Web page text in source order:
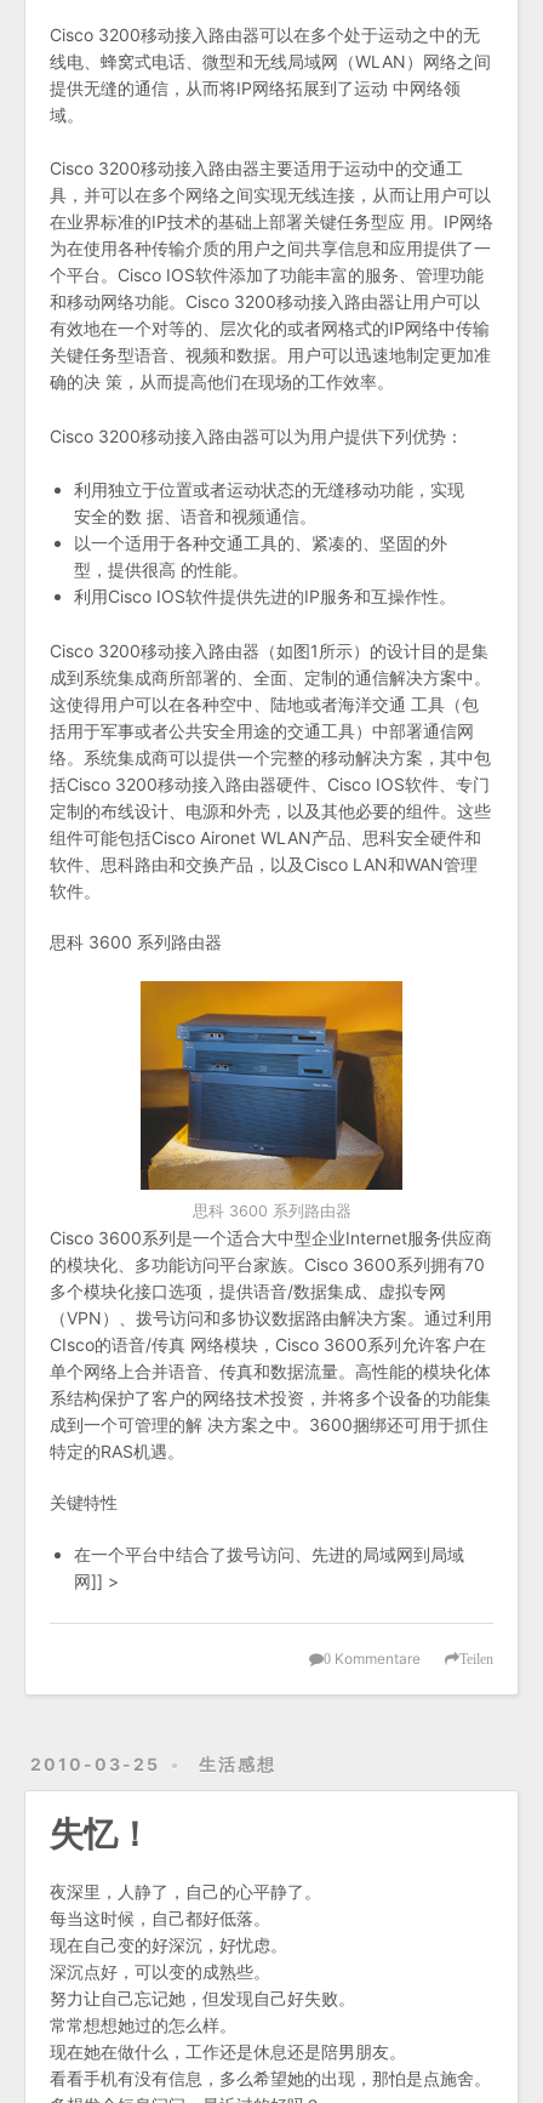
Cisco 3200移动接入路由器可以在多个处于运动之中的无
线电、蜂窝式电话、微型和无线局域网（WLAN）网络之间
提供无缝的通信，从而将IP网络拓展到了运动 中网络领
域。
Cisco 3200移动接入路由器主要适用于运动中的交通工
具，并可以在多个网络之间实现无线连接，从而让用户可以
在业界标准的IP技术的基础上部署关键任务型应 用。IP网络
为在使用各种传输介质的用户之间共享信息和应用提供了一
个平台。Cisco IOS软件添加了功能丰富的服务、管理功能
和移动网络功能。Cisco 3200移动接入路由器让用户可以
有效地在一个对等的、层次化的或者网格式的IP网络中传输
关键任务型语音、视频和数据。用户可以迅速地制定更加准
确的决 策，从而提高他们在现场的工作效率。
Cisco 3200移动接入路由器可以为用户提供下列优势：
利用独立于位置或者运动状态的无缝移动功能，实现
安全的数 据、语音和视频通信。
以一个适用于各种交通工具的、紧凑的、坚固的外
型，提供很高 的性能。
利用Cisco IOS软件提供先进的IP服务和互操作性。
Cisco 3200移动接入路由器（如图1所示）的设计目的是集
成到系统集成商所部署的、全面、定制的通信解决方案中。
这使得用户可以在各种空中、陆地或者海洋交通 工具（包
括用于军事或者公共安全用途的交通工具）中部署通信网
络。系统集成商可以提供一个完整的移动解决方案，其中包
括Cisco 3200移动接入路由器硬件、Cisco IOS软件、专门
定制的布线设计、电源和外壳，以及其他必要的组件。这些
组件可能包括Cisco Aironet WLAN产品、思科安全硬件和
软件、思科路由和交换产品，以及Cisco LAN和WAN管理
软件。
思科 3600 系列路由器
思科 3600 系列路由器
Cisco 3600系列是一个适合大中型企业Internet服务供应商
的模块化、多功能访问平台家族。Cisco 3600系列拥有70
多个模块化接口选项，提供语音/数据集成、虚拟专网
（VPN）、拨号访问和多协议数据路由解决方案。通过利用
CIsco的语音/传真 网络模块，Cisco 3600系列允许客户在
单个网络上合并语音、传真和数据流量。高性能的模块化体
系结构保护了客户的网络技术投资，并将多个设备的功能集
成到一个可管理的解 决方案之中。3600捆绑还可用于抓住
特定的RAS机遇。
关键特性
在一个平台中结合了拨号访问、先进的局域网到局域
网]] >
Teilen
0 Kommentare
2010-03-25 生活感想
失忆！
夜深里，人静了，自己的心平静了。
每当这时候，自己都好低落。
现在自己变的好深沉，好忧虑。
深沉点好，可以变的成熟些。
努力让自己忘记她，但发现自己好失败。
常常想想她过的怎么样。
现在她在做什么，工作还是休息还是陪男朋友。
看看手机有没有信息，多么希望她的出现，那怕是点施舍。